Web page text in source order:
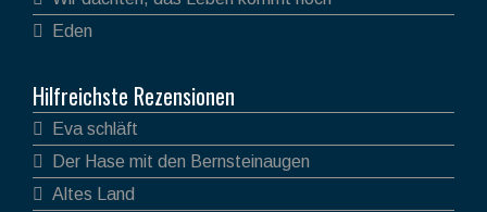
Eden
Hilfreichste Rezensionen
Eva schläft
Der Hase mit den Bernsteinaugen
Altes Land